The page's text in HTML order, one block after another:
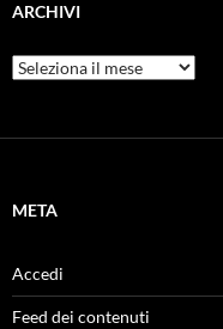
ARCHIVI
Archivi
META
Accedi
Feed dei contenuti